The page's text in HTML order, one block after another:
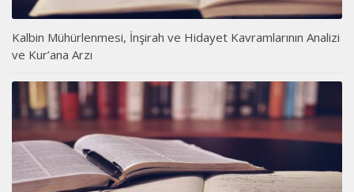
Kalbin Mühürlenmesi, İnşirah ve Hidayet Kavramlarının Analizi
ve Kur’ana Arzı